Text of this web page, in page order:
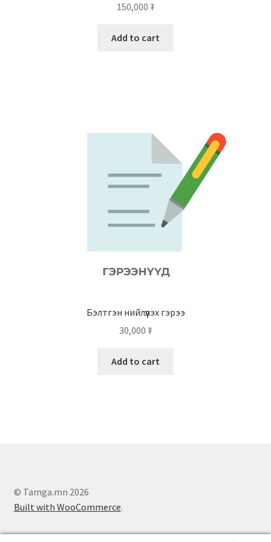
150,000 ₮
Add to cart
Бэлтгэн нийлүүлэх гэрээ
30,000 ₮
Add to cart
© Tamga.mn 2026
Built with WooCommerce.